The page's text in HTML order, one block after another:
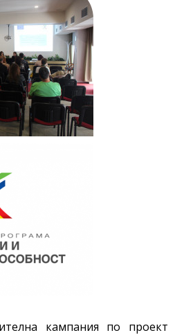
кампания по проект